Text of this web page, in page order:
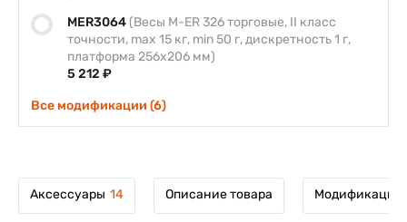
MER3064 (Весы M-ER 326 торговые, II класс
точности, max 15 кг, min 50 г, дискретность 1 г,
платформа 256х206 мм)
5 212 ₽
Все модификации (6)
Аксессуары 14 Описание товара Модификации